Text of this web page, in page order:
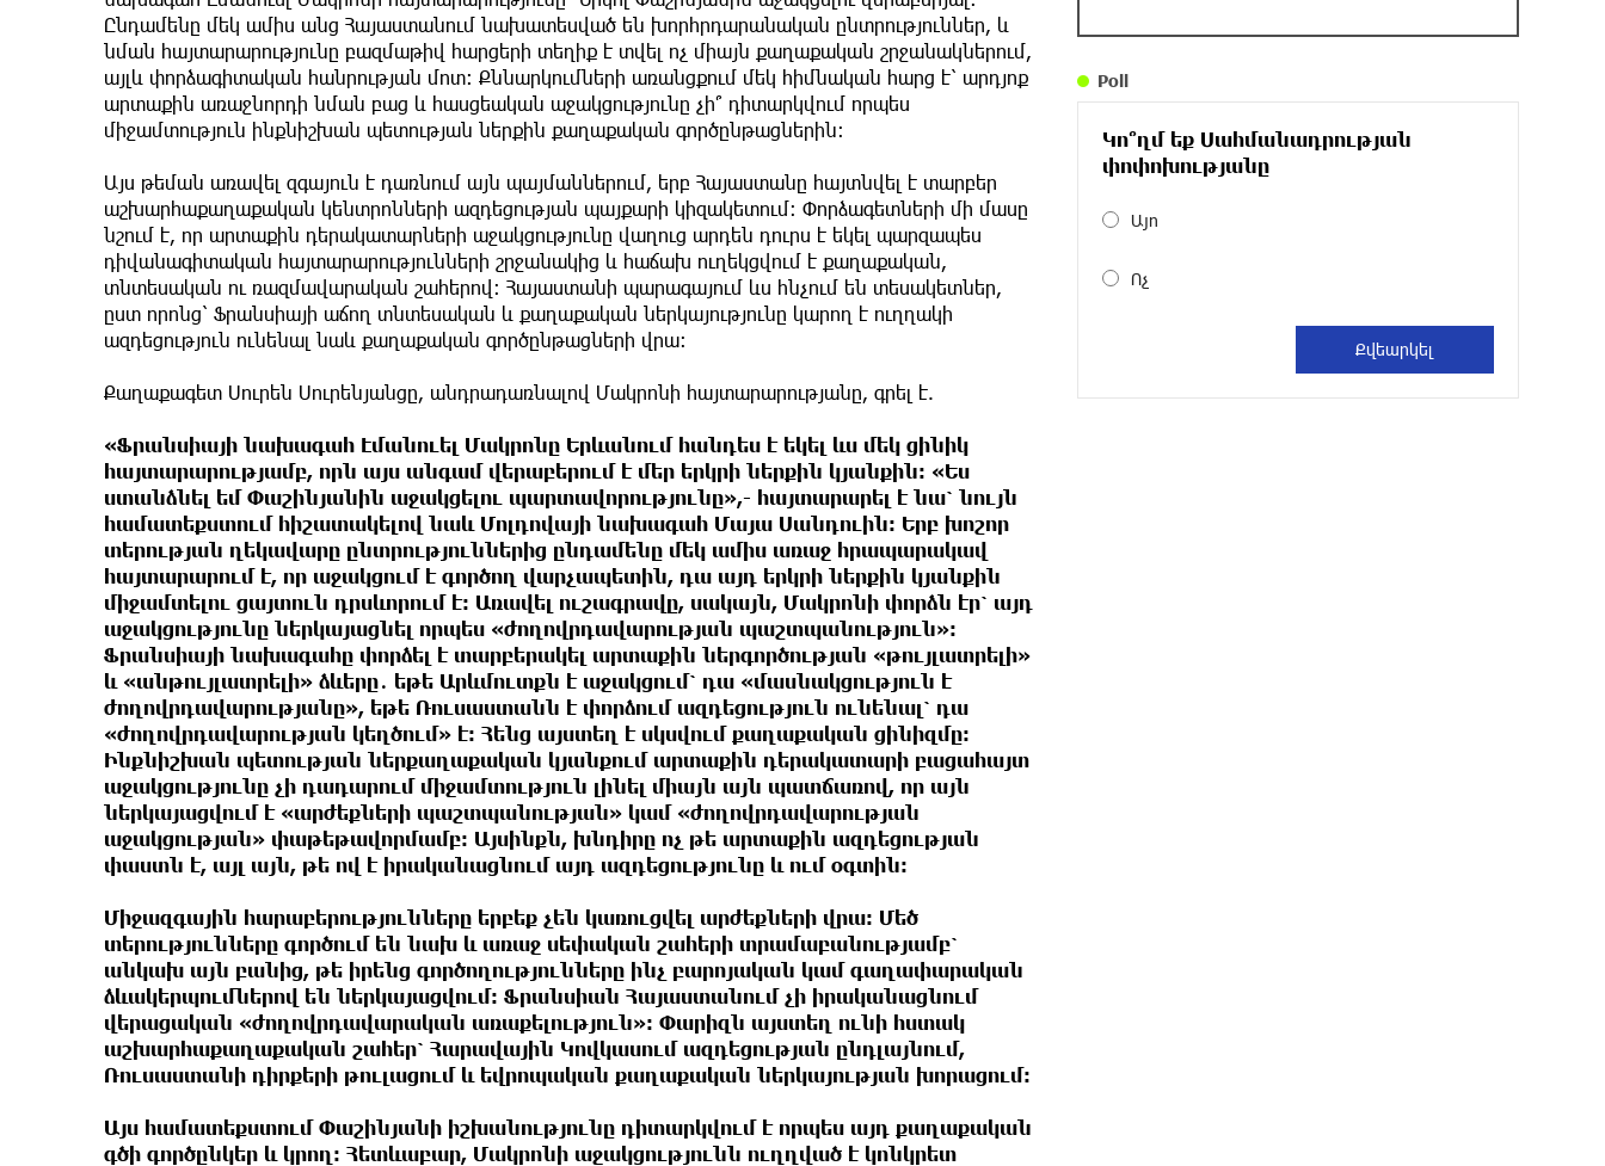
Ընդամենը մեկ ամիս անց Հայաստանում նախատեսված են խորհրդարանական ընտրություններ, և
նման հայտարարությունը բազմաթիվ հարցերի տեղիք է տվել ոչ միայն քաղաքական շրջանակներում,
այլև փորձագիտական հանրության մոտ։ Քննարկումների առանցքում մեկ հիմնական հարց է՝ արդյոք
արտաքին առաջնորդի նման բաց և հասցեական աջակցությունը չի՞ դիտարկվում որպես
միջամտություն ինքնիշխան պետության ներքին քաղաքական գործընթացներին։
Այս թեման առավել զգայուն է դառնում այն պայմաններում, երբ Հայաստանը հայտնվել է տարբեր
աշխարհաքաղաքական կենտրոնների ազդեցության պայքարի կիզակետում։ Փորձագետների մի մասը
նշում է, որ արտաքին դերակատարների աջակցությունը վաղուց արդեն դուրս է եկել պարզապես
դիվանագիտական հայտարարությունների շրջանակից և հաճախ ուղեկցվում է քաղաքական,
տնտեսական ու ռազմավարական շահերով։ Հայաստանի պարագայում ևս հնչում են տեսակետներ,
ըստ որոնց՝ Ֆրանսիայի աճող տնտեսական և քաղաքական ներկայությունը կարող է ուղղակի
ազդեցություն ունենալ նաև քաղաքական գործընթացների վրա։
Քաղաքագետ Սուրեն Սուրենյանցը, անդրադառնալով Մակրոնի հայտարարությանը, գրել է.
«Ֆրանսիայի նախագահ Էմանուել Մակրոնը Երևանում հանդես է եկել ևս մեկ ցինիկ
հայտարարությամբ, որն այս անգամ վերաբերում է մեր երկրի ներքին կյանքին: «Ես
ստանձնել եմ Փաշինյանին աջակցելու պարտավորությունը»,- հայտարարել է նա՝ նույն
համատեքստում հիշատակելով նաև Մոլդովայի նախագահ Մայա Սանդուին։ Երբ խոշոր
տերության ղեկավարը ընտրություններից ընդամենը մեկ ամիս առաջ հրապարակավ
հայտարարում է, որ աջակցում է գործող վարչապետին, դա այդ երկրի ներքին կյանքին
միջամտելու ցայտուն դրսևորում է: Առավել ուշագրավը, սակայն, Մակրոնի փորձն էր՝ այդ
աջակցությունը ներկայացնել որպես «ժողովրդավարության պաշտպանություն»։
Ֆրանսիայի նախագահը փորձել է տարբերակել արտաքին ներգործության «թույլատրելի»
և «անթույլատրելի» ձևերը․ եթե Արևմուտքն է աջակցում՝ դա «մասնակցություն է
ժողովրդավարությանը», եթե Ռուսաստանն է փորձում ազդեցություն ունենալ՝ դա
«ժողովրդավարության կեղծում» է։ Հենց այստեղ է սկսվում քաղաքական ցինիզմը։
Ինքնիշխան պետության ներքաղաքական կյանքում արտաքին դերակատարի բացահայտ
աջակցությունը չի դադարում միջամտություն լինել միայն այն պատճառով, որ այն
ներկայացվում է «արժեքների պաշտպանության» կամ «ժողովրդավարության
աջակցության» փաթեթավորմամբ։ Այսինքն, խնդիրը ոչ թե արտաքին ազդեցության
փաստն է, այլ այն, թե ով է իրականացնում այդ ազդեցությունը և ում օգտին։
Միջազգային հարաբերությունները երբեք չեն կառուցվել արժեքների վրա։ Մեծ
տերությունները գործում են նախ և առաջ սեփական շահերի տրամաբանությամբ՝
անկախ այն բանից, թե իրենց գործողությունները ինչ բարոյական կամ գաղափարական
ձևակերպումներով են ներկայացվում։ Ֆրանսիան Հայաստանում չի իրականացնում
վերացական «ժողովրդավարական առաքելություն»։ Փարիզն այստեղ ունի հստակ
աշխարհաքաղաքական շահեր՝ Հարավային Կովկասում ազդեցության ընդլայնում,
Ռուսաստանի դիրքերի թուլացում և եվրոպական քաղաքական ներկայության խորացում։
Այս համատեքստում Փաշինյանի իշխանությունը դիտարկվում է որպես այդ քաղաքական
գծի գործընկեր և կրող։ Հետևաբար, Մակրոնի աջակցությունն ուղղված է կոնկրետ
“Past”: A Publicly Funded Concert for the
Privileged Few?
"Artsakh" Orchestra Concert
about a year ago
Poll
Կո՞ղմ եք Սահմանադրության
փոփոխությանը
Այո
Ոչ